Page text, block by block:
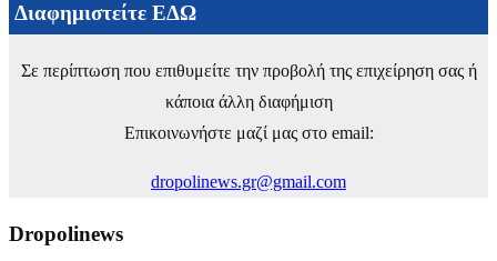
Διαφημιστείτε ΕΔΩ
Σε περίπτωση που επιθυμείτε την προβολή της επιχείρηση σας ή
κάποια άλλη διαφήμιση
Επικοινωνήστε μαζί μας στο email:
dropolinews.gr@gmail.com
Dropolinews